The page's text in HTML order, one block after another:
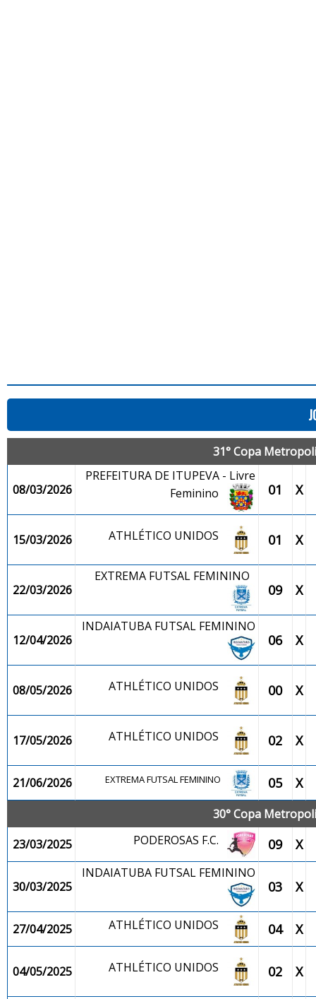
31° Copa
08/03/2026
PREFEITURA DE ITUPEVA - Livre
Feminino
01 X
15/03/2026 ATHLÉTICO UNIDOS 01 X
22/03/2026
EXTREMA FUTSAL FEMININO
09 X
12/04/2026
INDAIATUBA FUTSAL FEMININO
06 X
08/05/2026 ATHLÉTICO UNIDOS 00 X
17/05/2026 ATHLÉTICO UNIDOS 02 X
21/06/2026 EXTREMA FUTSAL FEMININO 05 X
30° Copa
23/03/2025
PODEROSAS F.C. 09 X
30/03/2025
INDAIATUBA FUTSAL FEMININO
03 X
27/04/2025 ATHLÉTICO UNIDOS 04 X
04/05/2025 ATHLÉTICO UNIDOS 02 X